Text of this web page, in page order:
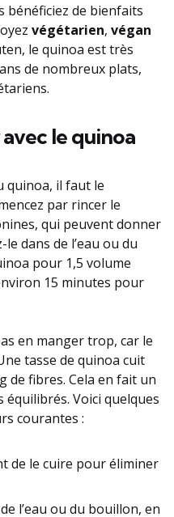
bénéficiez de bienfaits
végétarien, végan
le quinoa est très
de nombreux plats,
le quinoa
quinoa, il faut le
par rincer le
qui peuvent donner
dans de l’eau ou du
pour 1,5 volume
15 minutes pour
en manger trop, car le
tasse de quinoa cuit
de fibres. Cela en fait un
Voici quelques
courantes :
de le cuire pour éliminer
l’eau ou du bouillon, en